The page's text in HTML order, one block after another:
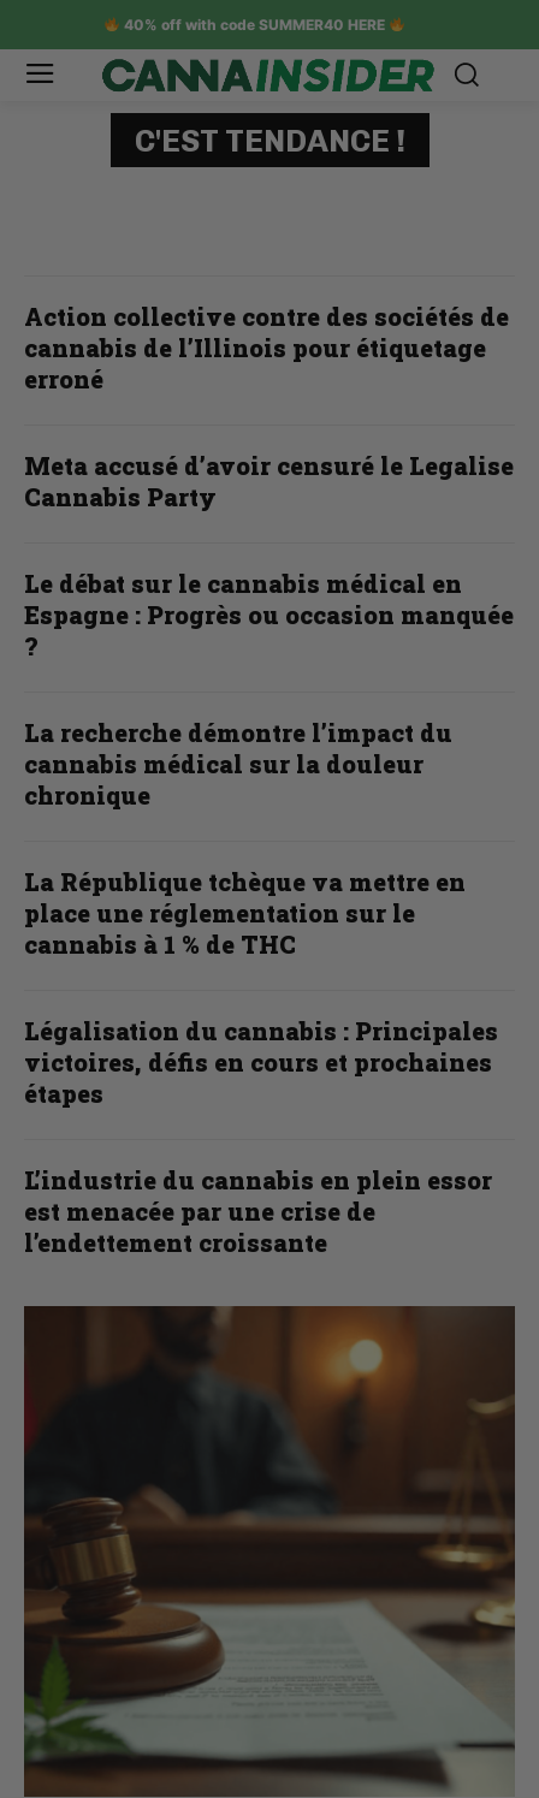
40% off with code SUMMER40 HERE
C'EST TENDANCE !
Action collective contre des sociétés de
cannabis de l’Illinois pour étiquetage
erroné
Meta accusé d’avoir censuré le Legalise
Cannabis Party
Le débat sur le cannabis médical en
Espagne : Progrès ou occasion manquée
?
La recherche démontre l’impact du
cannabis médical sur la douleur
chronique
La République tchèque va mettre en
place une réglementation sur le
cannabis à 1 % de THC
Légalisation du cannabis : Principales
victoires, défis en cours et prochaines
étapes
L’industrie du cannabis en plein essor
est menacée par une crise de
l’endettement croissante